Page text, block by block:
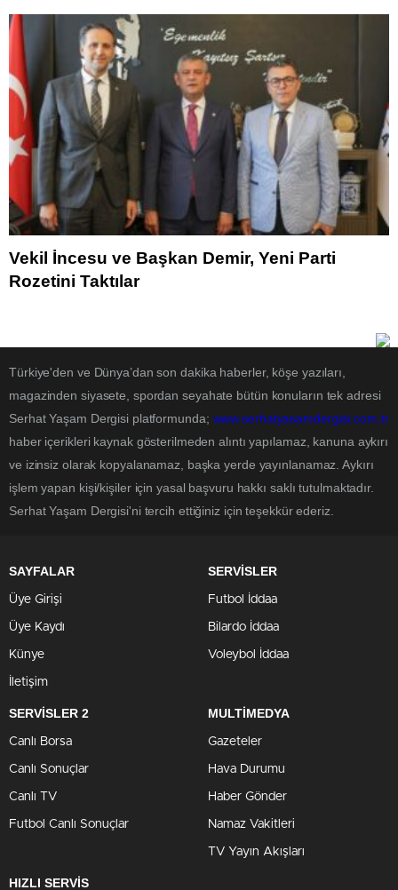
Vekil İncesu ve Başkan Demir, Yeni Parti
Rozetini Taktılar
Türkiye'den ve Dünya’dan son dakika haberler, köşe yazıları,
magazinden siyasete, spordan seyahate bütün konuların tek adresi
Serhat Yaşam Dergisi platformunda; www.serhatyasamdergisi.com.tr
haber içerikleri kaynak gösterilmeden alıntı yapılamaz, kanuna aykırı
ve izinsiz olarak kopyalanamaz, başka yerde yayınlanamaz. Aykırı
işlem yapan kişi/kişiler için yasal başvuru hakkı saklı tutulmaktadır.
Serhat Yaşam Dergisi'ni tercih ettiğiniz için teşekkür ederiz.
SAYFALAR
Üye Girişi
Üye Kaydı
Künye
İletişim
SERVİSLER
Futbol İddaa
Bilardo İddaa
Voleybol İddaa
SERVİSLER 2
Canlı Borsa
Canlı Sonuçlar
Canlı TV
Futbol Canlı Sonuçlar
MULTİMEDYA
Gazeteler
Hava Durumu
Haber Gönder
Namaz Vakitleri
TV Yayın Akışları
HIZLI SERVİS